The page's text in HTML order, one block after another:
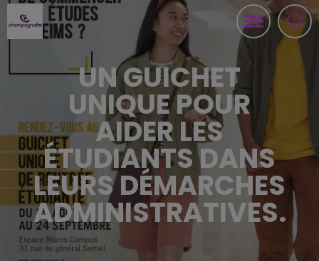
UN GUICHET
UNIQUE POUR
AIDER LES
ÉTUDIANTS DANS
LEURS DÉMARCHES
ADMINISTRATIVES.